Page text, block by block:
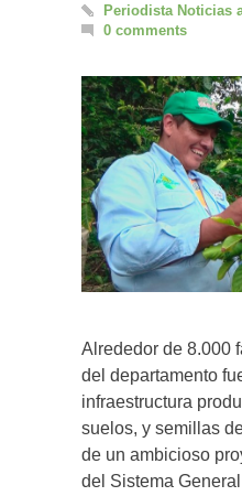
Periodista Noticias
0 comments
Alrededor de 8.000
del departamento
infraestructura
suelos, y semillas
de un ambicioso
del Sistema